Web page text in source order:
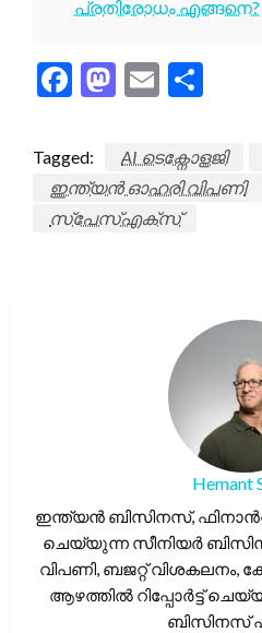
പ്രതിരോധം എങ്ങനെ?
Facebook
Mastodon
Email
Tagged: AI ടെക്നോളജി
ഇന്ത്യൻ ഓഹരി വിപണി
സ്പേസ്എക്സ്
Hemant
ഇന്ത്യൻ ബിസിനസ്, ഫിനാൻസ്,
ചെയ്യുന്ന സീനിയർ
വിപണി, ബജറ്റ് വിശകലനം,
ആഴത്തിൽ റിപ്പോർട്ട്
ബിസിനസ്